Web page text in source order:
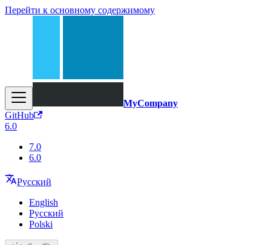
Перейти к основному содержимому
MyCompany
GitHub
6.0
7.0
6.0
Русский
English
Русский
Polski